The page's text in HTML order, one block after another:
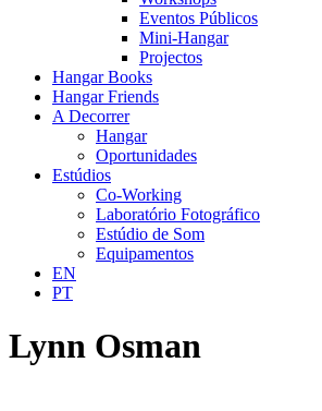
Eventos Públicos
Mini-Hangar
Projectos
Hangar Books
Hangar Friends
A Decorrer
Hangar
Oportunidades
Estúdios
Co-Working
Laboratório Fotográfico
Estúdio de Som
Equipamentos
EN
PT
Lynn Osman